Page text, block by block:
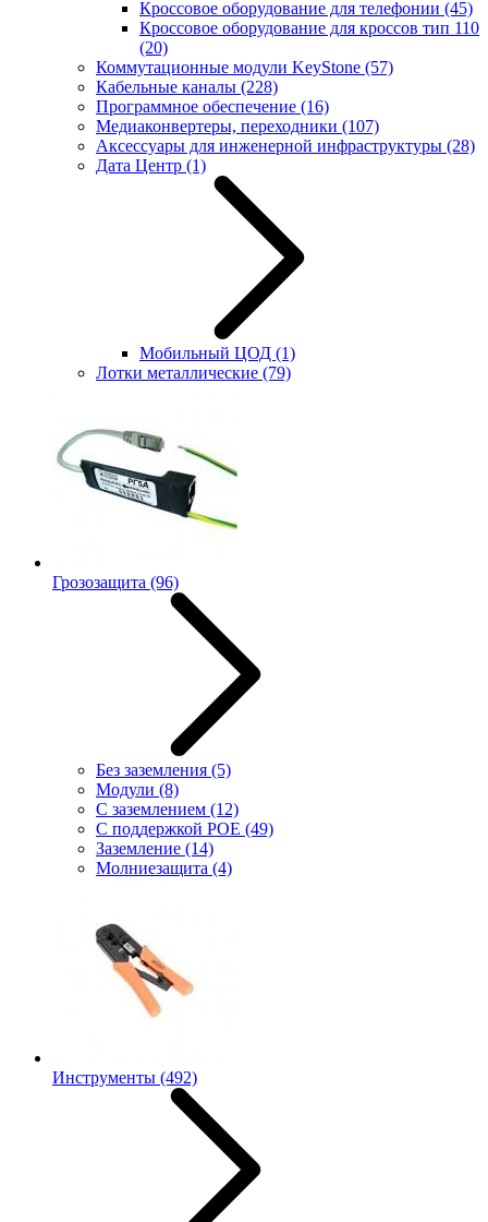
Кроссовое оборудование для телефонии (45)
Кроссовое оборудование для кроссов тип 110
(20)
Коммутационные модули KeyStone (57)
Кабельные каналы (228)
Программное обеспечение (16)
Медиаконвертеры, переходники (107)
Аксессуары для инженерной инфраструктуры (28)
Дата Центр (1)
Мобильный ЦОД (1)
Лотки металлические (79)
Грозозащита (96)
Без заземления (5)
Модули (8)
С заземлением (12)
С поддержкой POE (49)
Заземление (14)
Молниезащита (4)
Инструменты (492)